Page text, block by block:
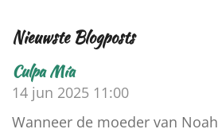
Nieuwste Blogposts
Culpa Mía
14 jun 2025 11:00
Wanneer de moeder van Noah